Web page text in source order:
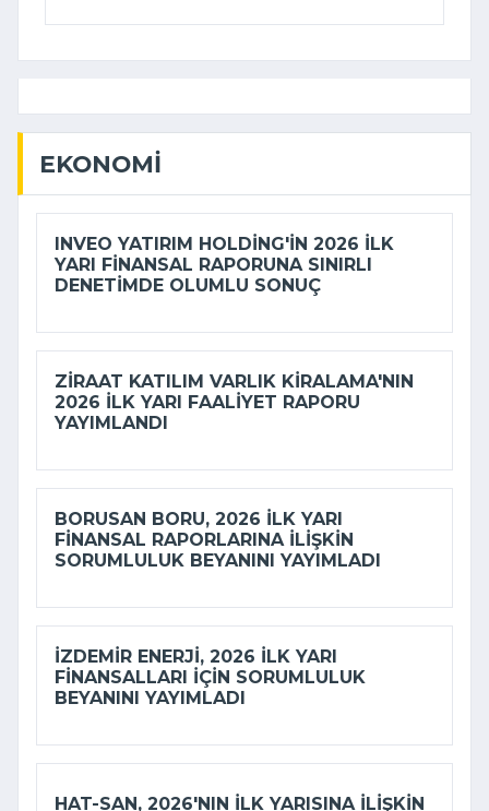
EKONOMI
INVEO YATIRIM HOLDING'IN 2026 ILK
YARI FINANSAL RAPORUNA SINIRLI
DENETIMDE OLUMLU SONUÇ
ZIRAAT KATILIM VARLIK KIRALAMA'NIN
2026 ILK YARI FAALIYET RAPORU
YAYIMLANDI
BORUSAN BORU, 2026 ILK YARI
FINANSAL RAPORLARINA ILIŞKIN
SORUMLULUK BEYANINI YAYIMLADI
İZDEMİR ENERJI, 2026 ILK YARI
FINANSALLARI IÇIN SORUMLULUK
BEYANINI YAYIMLADI
HAT-SAN, 2026'NIN ILK YARISINA ILIŞKIN